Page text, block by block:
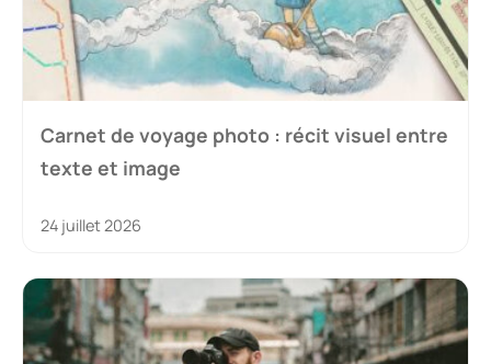
Carnet de voyage photo : récit visuel entre
texte et image
24 juillet 2026